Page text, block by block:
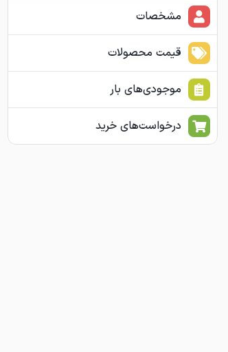
مشخصات
قیمت محصولات
موجودی‌های بار
درخواست‌های خرید